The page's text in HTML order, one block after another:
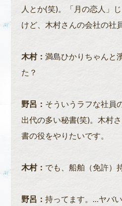
人とか(笑)。「月の恋人」
けど、木村さんの会社の社
木村： 満島ひかりちゃんと
た？
野呂： そういうラフな社員
出代の多い秘書(笑)。木村
書の役をやりたいです。
木村： でも、船舶（免許）
野呂： 持ってます。…ヤバい